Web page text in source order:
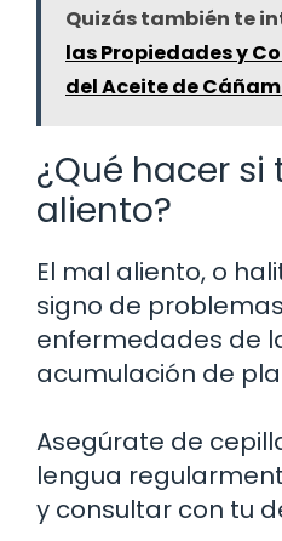
Quizás también te
las Propiedades y
del Aceite de
¿Qué hacer
aliento?
El mal aliento, o
signo de
enfermedades de
acumulación de
Asegúrate de
lengua
y consultar con tu